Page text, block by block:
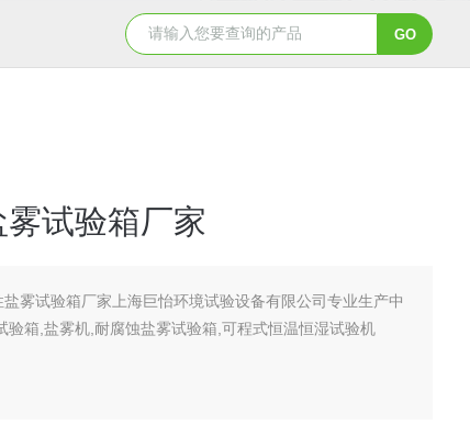
JY-K-48T小型恒温恒湿试验箱半导体行业专用 JY-K-
雾试验箱厂家
盐雾试验箱厂家上海巨怡环境试验设备有限公司专业生产中
验箱,盐雾机,耐腐蚀盐雾试验箱,可程式恒温恒湿试验机